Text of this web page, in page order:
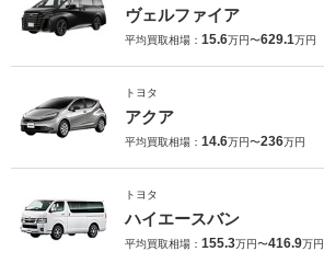
ヴェルファイア
平均買取相場： 15.6万円〜629.1万円
トヨタ
アクア
平均買取相場： 14.6万円〜236万円
トヨタ
ハイエースバン
平均買取相場： 155.3万円〜416.9万円